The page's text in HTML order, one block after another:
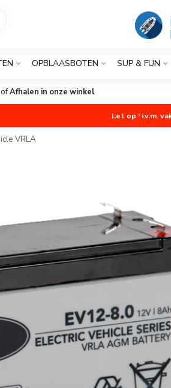
OPBLAASBOTEN SUP & FUN
ofAfhalen in onze winkel
Let op ! i.v.m.
VRLA